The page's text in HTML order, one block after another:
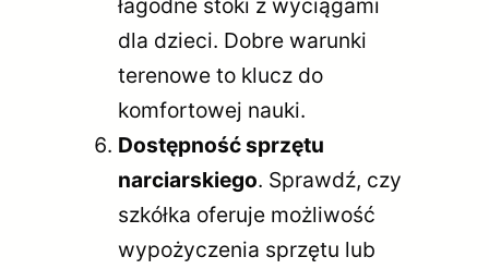
dla dzieci. Dobre warunki
terenowe to klucz do
komfortowej nauki.
Dostępność sprzętu
narciarskiego. Sprawdź, czy
szkółka oferuje możliwość
wypożyczenia sprzętu lub